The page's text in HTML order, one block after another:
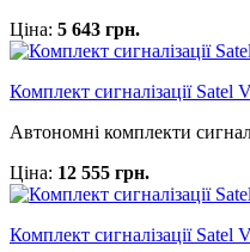
Ціна: 5 643 грн.
Комплект сигналізації Satel
Автономні комплекти
Ціна: 12 555 грн.
Комплект сигналізації Satel